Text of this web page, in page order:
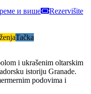
и више
Rezervišite
Tačka
i ukrašenim oltarskim
istoriju Granade.
podovima i